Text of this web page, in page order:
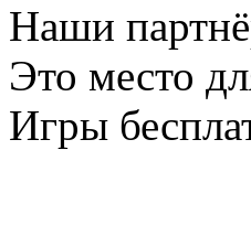
Наши
Это место
Игры